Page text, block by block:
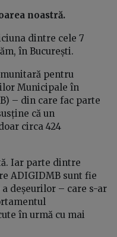
noastră.
dintre cele 7
în București.
pentru
Municipale în
– din care fac parte
că un
circa 424
Iar parte dintre
ADIGIDMB sunt fie
deșeurilor – care s-ar
în urmă cu mai